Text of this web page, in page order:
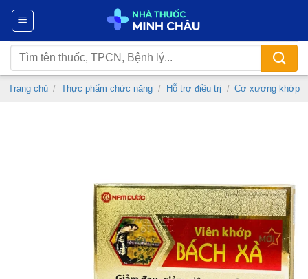
Chuyển
nội
dung
Tìm
kiếm:
Trang chủ / Thực phẩm chức năng / Hỗ trợ điều trị / Cơ xương khớp